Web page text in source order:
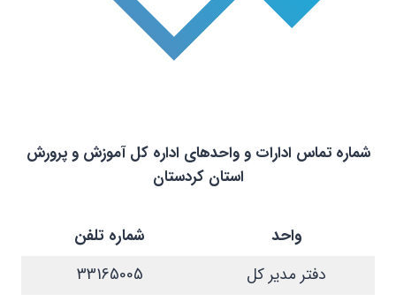
شماره تماس ادارات و واحدهای اداره کل آموزش و پرورش
استان کردستان
واحد
شماره تلفن
دفتر مدیر کل
33165005